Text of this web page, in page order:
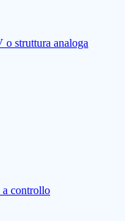
struttura analoga
a controllo